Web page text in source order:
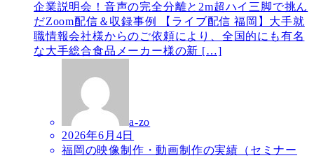
企業説明会！音声の完全分離と2m超ハイ三脚で挑ん
だZoom配信＆収録事例 【ライブ配信 福岡】大手就
職情報会社様からのご依頼により、全国的にも有名
な大手総合食品メーカー様の新 […]
a-zo
2026年6月4日
福岡の映像制作・動画制作の実績（セミナー